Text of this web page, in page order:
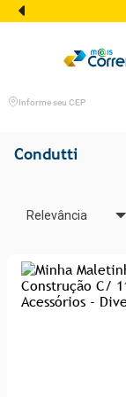
Informe seu CEP
Condutti
Relevância